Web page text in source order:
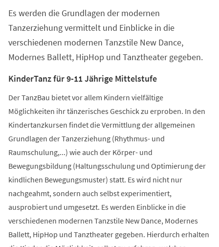
Es werden die Grundlagen der modernen
Tanzerziehung vermittelt und Einblicke in die
verschiedenen modernen Tanzstile New Dance,
Modernes Ballett, HipHop und Tanztheater gegeben.
KinderTanz für 9-11 Jährige Mittelstufe
Der TanzBau bietet vor allem Kindern vielfältige
Möglichkeiten ihr tänzerisches Geschick zu erproben. In den
Kindertanzkursen findet die Vermittlung der allgemeinen
Grundlagen der Tanzerziehung (Rhythmus- und
Raumschulung,...) wie auch der Körper- und
Bewegungsbildung (Haltungsschulung und Optimierung der
kindlichen Bewegungsmuster) statt. Es wird nicht nur
nachgeahmt, sondern auch selbst experimentiert,
ausprobiert und umgesetzt. Es werden Einblicke in die
verschiedenen modernen Tanzstile New Dance, Modernes
Ballett, HipHop und Tanztheater gegeben. Hierdurch erhalten